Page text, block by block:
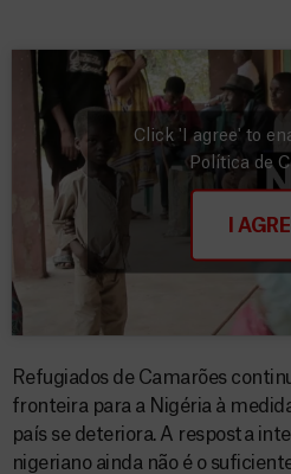
Click 'I agree' to
Política de
I
Refugiados de Camarões
fronteira para a Nigéria à
país se deteriora. A resposta
nigeriano ainda não é o